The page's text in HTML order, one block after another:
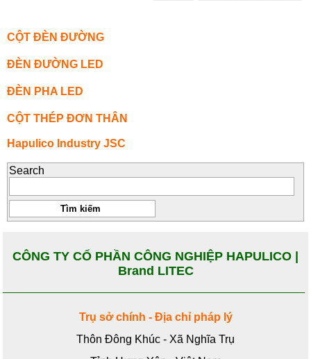
CỘT ĐÈN ĐƯỜNG
ĐÈN ĐƯỜNG LED
ĐÈN PHA LED
CỘT THÉP ĐƠN THÂN
Hapulico Industry JSC
Search
CÔNG TY CỔ PHẦN CÔNG NGHIỆP HAPULICO |
Brand LITEC
Trụ sở chính - Địa chỉ pháp lý
Thôn Đông Khúc - Xã Nghĩa Trụ